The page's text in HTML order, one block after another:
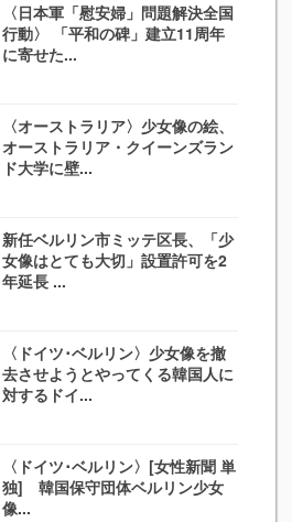
〈日本軍「慰安婦」問題解決全国
行動〉 「平和の碑」建立11周年
に寄せた...
〈オーストラリア〉少女像の絵、
オーストラリア・クイーンズラン
ド大学に壁...
新任ベルリン市ミッテ区長、「少
女像はとても大切」設置許可を2
年延長 ...
〈ドイツ･ベルリン〉少女像を撤
去させようとやってくる韓国人に
対するドイ...
〈ドイツ･ベルリン〉[女性新聞 単
独] 韓国保守団体ベルリン少女
像...